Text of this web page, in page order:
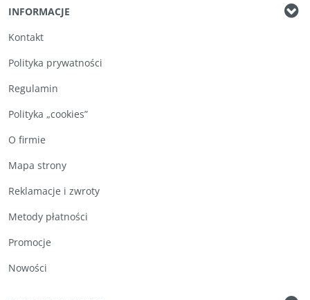
INFORMACJE
Kontakt
Polityka prywatności
Regulamin
Polityka „cookies”
O firmie
Mapa strony
Reklamacje i zwroty
Metody płatności
Promocje
Nowości